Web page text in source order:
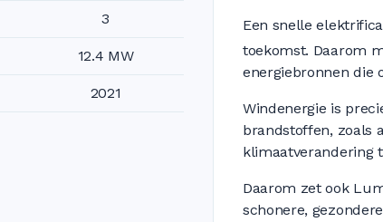
3
12.4 MW
2021
Een snelle
toekomst. Daarom
energiebronnen die
Windenergie is
brandstoffen, zoals
klimaatverandering
Daarom zet ook
schonere,